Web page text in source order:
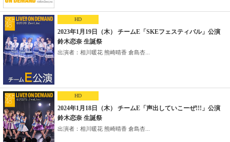
HD
2023年1月19日（木） チームE「SKEフェスティバル」公演
鈴木恋奈 生誕祭
出演者：相川暖花 熊崎晴香 倉島杏...
HD
2024年1月18日（木） チームE「声出していこーぜ!!!」公演
鈴木恋奈 生誕祭
出演者：相川暖花 熊崎晴香 倉島杏...